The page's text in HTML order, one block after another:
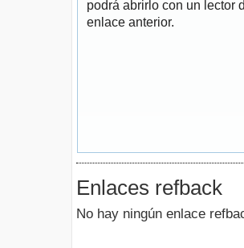
podrá abrirlo con un lector
enlace anterior.
Enlaces refback
No hay ningún enlace